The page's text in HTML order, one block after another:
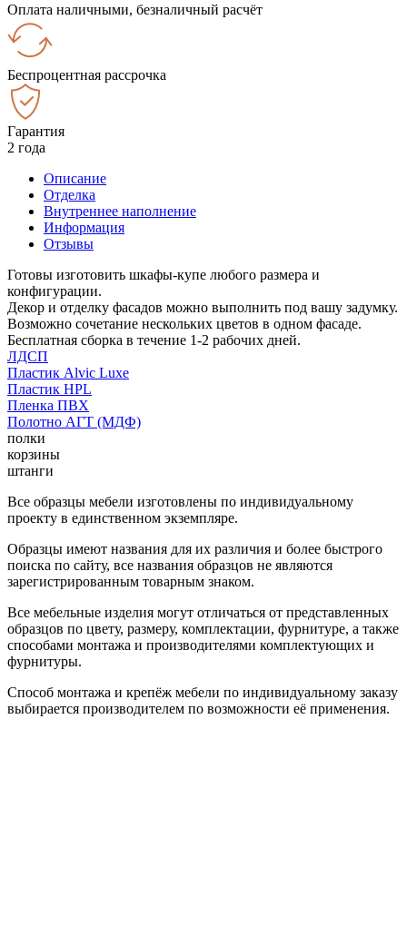
Оплата наличными, безналичный расчёт
Беспроцентная рассрочка
Гарантия
2 года
Описание
Отделка
Внутреннее наполнение
Информация
Отзывы
Готовы изготовить шкафы-купе любого размера и
конфигурации.
Декор и отделку фасадов можно выполнить под вашу задумку.
Возможно сочетание нескольких цветов в одном фасаде.
Бесплатная сборка в течение 1-2 рабочих дней.
ЛДСП
Пластик Alvic Luxe
Пластик HPL
Пленка ПВХ
Полотно АГТ (МДФ)
полки
корзины
штанги
Все образцы мебели изготовлены по индивидуальному
проекту в единственном экземпляре.
Образцы имеют названия для их различия и более быстрого
поиска по сайту, все названия образцов не являются
зарегистрированным товарным знаком.
Все мебельные изделия могут отличаться от представленных
образцов по цвету, размеру, комплектации, фурнитуре, а также
способами монтажа и производителями комплектующих и
фурнитуры.
Способ монтажа и крепёж мебели по индивидуальному заказу
выбирается производителем по возможности её применения.